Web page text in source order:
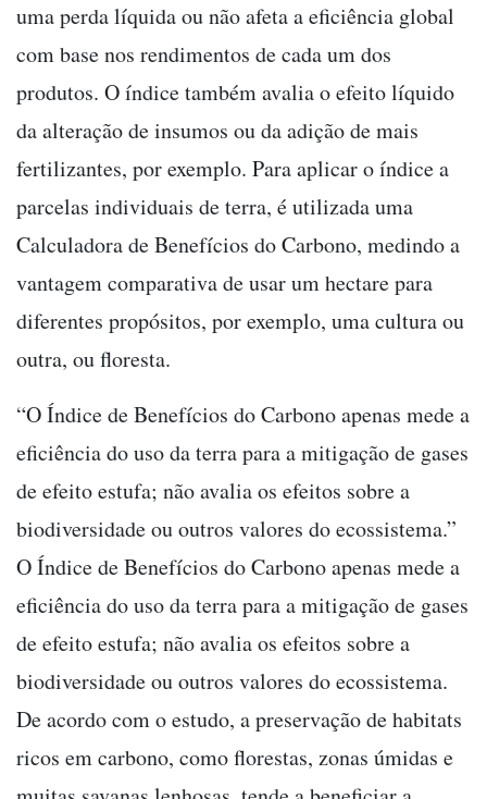
uma perda líquida ou não afeta a eficiência global
com base nos rendimentos de cada um dos
produtos. O índice também avalia o efeito líquido
da alteração de insumos ou da adição de mais
fertilizantes, por exemplo. Para aplicar o índice a
parcelas individuais de terra, é utilizada uma
Calculadora de Benefícios do Carbono, medindo a
vantagem comparativa de usar um hectare para
diferentes propósitos, por exemplo, uma cultura ou
outra, ou floresta.
“O Índice de Benefícios do Carbono apenas mede a
eficiência do uso da terra para a mitigação de gases
de efeito estufa; não avalia os efeitos sobre a
biodiversidade ou outros valores do ecossistema.”
O Índice de Benefícios do Carbono apenas mede a
eficiência do uso da terra para a mitigação de gases
de efeito estufa; não avalia os efeitos sobre a
biodiversidade ou outros valores do ecossistema.
De acordo com o estudo, a preservação de habitats
ricos em carbono, como florestas, zonas úmidas e